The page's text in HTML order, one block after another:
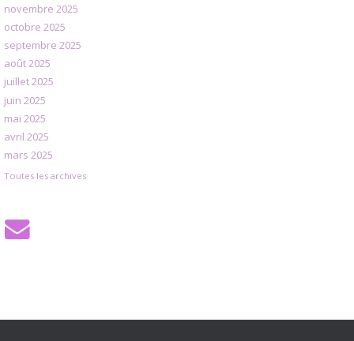
novembre 2025
octobre 2025
septembre 2025
août 2025
juillet 2025
juin 2025
mai 2025
avril 2025
mars 2025
Toutes les archives